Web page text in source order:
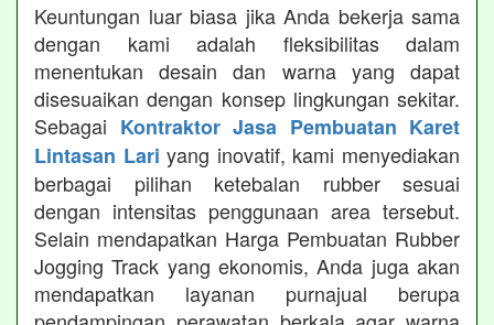
Keuntungan luar biasa jika Anda bekerja sama
dengan kami adalah fleksibilitas dalam
menentukan desain dan warna yang dapat
disesuaikan dengan konsep lingkungan sekitar.
Sebagai Kontraktor Jasa Pembuatan Karet
Lintasan Lari yang inovatif, kami menyediakan
berbagai pilihan ketebalan rubber sesuai
dengan intensitas penggunaan area tersebut.
Selain mendapatkan Harga Pembuatan Rubber
Jogging Track yang ekonomis, Anda juga akan
mendapatkan layanan purnajual berupa